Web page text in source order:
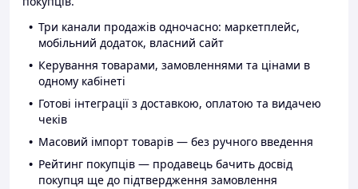
Три канали продажів одночасно: маркетплейс,
мобільний додаток, власний сайт
Керування товарами, замовленнями та цінами в
одному кабінеті
Готові інтеграції з доставкою, оплатою та видачею
чеків
Масовий імпорт товарів — без ручного введення
Рейтинг покупців — продавець бачить досвід
покупця ще до підтвердження замовлення